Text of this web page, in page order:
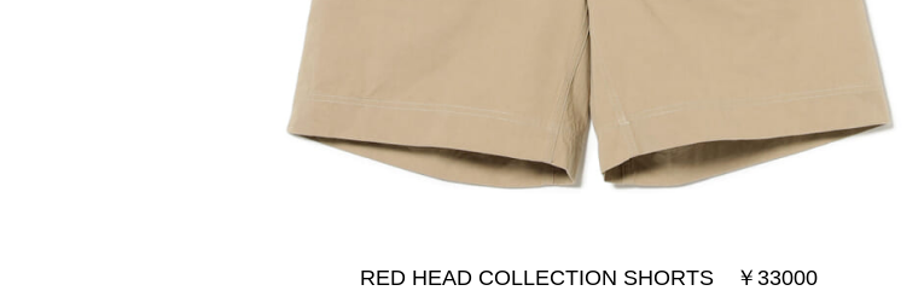
RED HEAD COLLECTION SHORTS ￥33000